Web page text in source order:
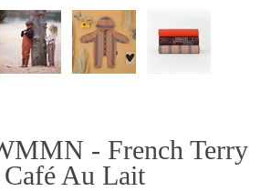
- French Terry
Au Lait